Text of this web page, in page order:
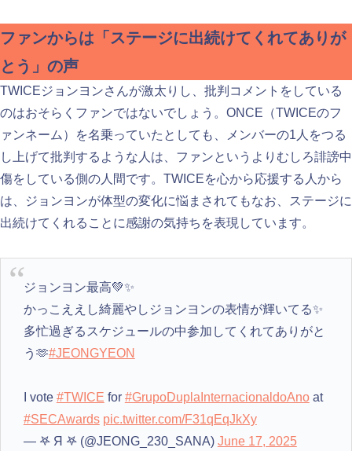
ファンからは「ステージに出続けてくれてありが
とう」の声
TWICEジョンヨンさんが激太りし、批判コメントをしている
のはおそらくファンではないでしょう。ONCE（TWICEのフ
ァンネーム）を名乗っていたとしても、メンバーの1人をつる
し上げて批判するような人は、ファンというよりむしろ誹謗中
傷をしている側の人間です。TWICEを心から応援する人から
は、ジョンヨンが体型の変化に悩まされてもなお、ステージに
出続けてくれることに感謝の気持ちを表現しています。
ジョンヨン最高💚✨️
かっこええし綺麗やしジョンヨンの表情が輝いてる✨️
多忙過ぎるスケジュールの中参加してくれてありがと
う🫶#JEONGYEON
I vote #TWICE for #GrupoDuplaInternacionaldoAnoat
#SECAwards pic.twitter.com/F31qEqJkXy
— 𖤐 Я 𖤐 (@JEONG_230_SANA) June 17, 2025